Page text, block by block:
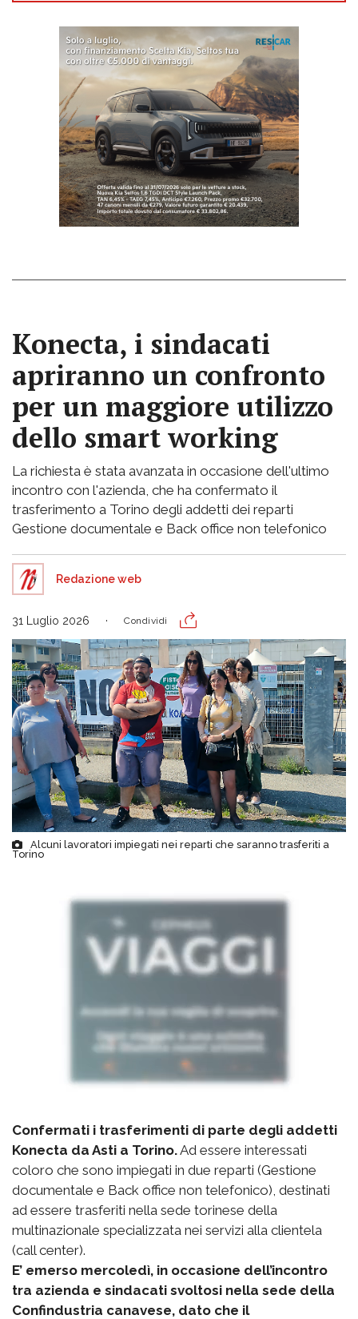
Konecta, i sindacati
apriranno un confronto
per un maggiore utilizzo
dello smart working
La richiesta è stata avanzata in occasione dell'ultimo
incontro con l'azienda, che ha confermato il
trasferimento a Torino degli addetti dei reparti
Gestione documentale e Back office non telefonico
Redazione web
31 Luglio 2026 Condividi
Alcuni lavoratori impiegati nei reparti che saranno trasferiti a
Torino
Confermati i trasferimenti di parte degli addetti
Konecta da Asti a Torino.Ad essere interessati
coloro che sono impiegati in due reparti (Gestione
documentale e Back office non telefonico), destinati
ad essere trasferiti nella sede torinese della
multinazionale specializzata nei servizi alla clientela
(call center).
E’ emerso mercoledì, in occasione dell’incontro
tra azienda e sindacati svoltosi nella sede della
Confindustria canavese, dato che il